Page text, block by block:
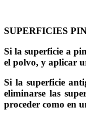
SUPERFICIES
Si la superficie a
el polvo, y aplicar
Si la superficie
eliminarse las
proceder como en